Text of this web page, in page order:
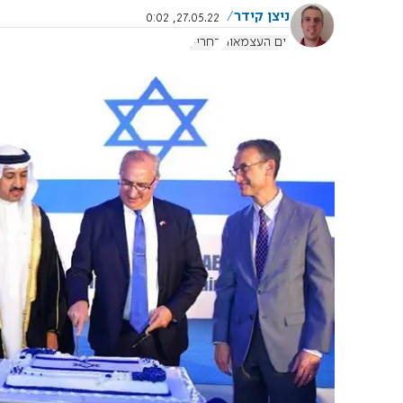
ניצן קידר
27.05.22, 0:02
יום העצמאות
בחריין